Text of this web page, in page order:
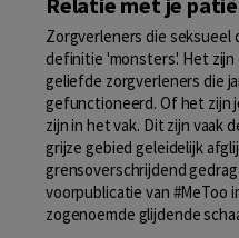
Zorgverleners die seksueel
definitie 'monsters'. Het
geliefde zorgverleners die
gefunctioneerd. Of het zijn
zijn in het vak. Dit zijn vaak
grijze gebied geleidelijk
grensoverschrijdend
voorpublicatie van #MeToo
zogenoemde glijdende